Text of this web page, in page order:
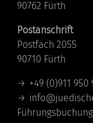
90762 Fürth
Postanschrift
Postfach 2055
90710 Fürth
+49 (0)911 950